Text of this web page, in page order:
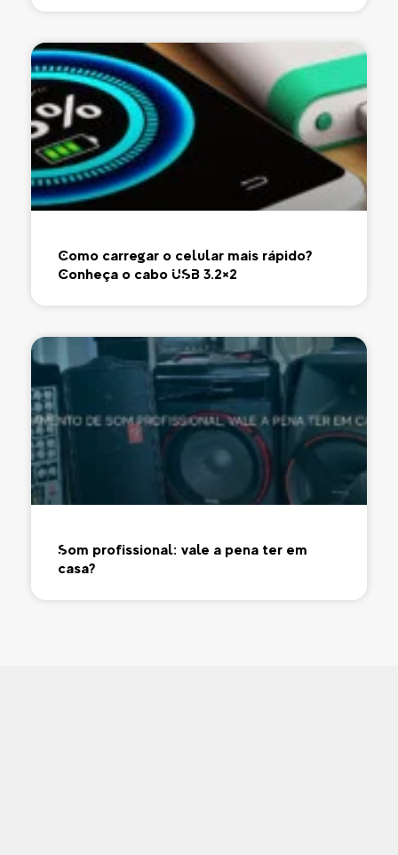
Como carregar o celular mais rápido?
Conheça o cabo USB 3.2×2
Som profissional: vale a pena ter em
casa?